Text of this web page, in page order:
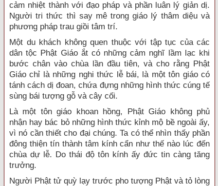
cảm nhiệt thành với đạo pháp và phần luân lý giản dị.
Người tri thức thì say mê trong giáo lý thâm diệu và
phương pháp trau giồi tâm trí.
Một du khách không quen thuộc với tập tục của các
dân tộc Phật Giáo ắt có những cảm nghĩ lầm lạc khi
bước chân vào chùa lần đầu tiên, và cho rằng Phật
Giáo chỉ là những nghi thức lễ bái, là một tôn giáo có
tánh cách dị đoan, chứa đựng những hình thức cúng tế
sùng bái tượng gỗ và cây cối.
Là một tôn giáo khoan hồng, Phật Giáo không phủ
nhận hay bác bỏ những hình thức kỉnh mộ bề ngoài ấy,
vì nó cần thiết cho đại chúng. Ta có thể nhìn thấy phần
đông thiện tín thành tâm kính cẩn như thế nào lúc đến
chùa dự lễ. Do thái độ tôn kính ấy đức tin càng tăng
trưởng.
Người Phật tử quỳ lạy trước pho tượng Phật và tỏ lòng